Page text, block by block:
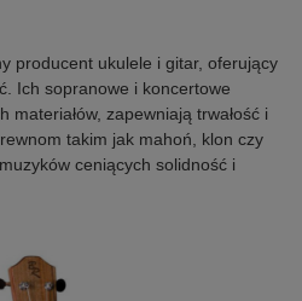
producent ukulele i gitar, oferujący
Ich sopranowe i koncertowe
materiałów, zapewniają trwałość i
takim jak mahoń, klon czy
ceniących solidność i